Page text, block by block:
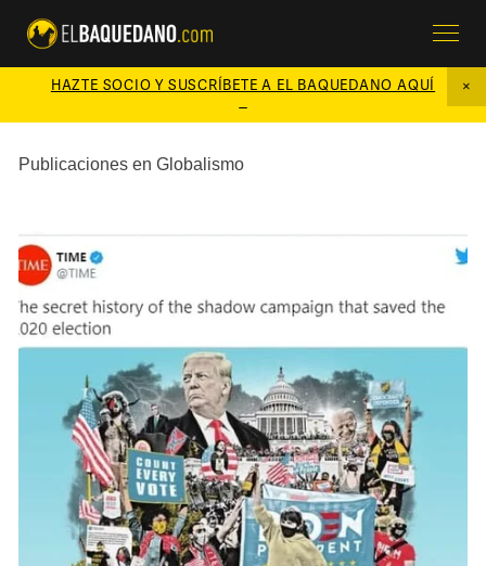
HAZTE SOCIO Y SUSCRÍBETE A EL BAQUEDANO AQUÍ
Publicaciones en Globalismo